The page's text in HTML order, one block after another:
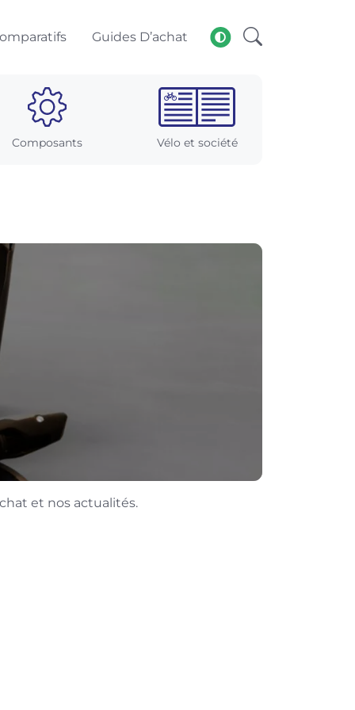
Guides D’achat
Composants Vélo et société
et nos actualités.